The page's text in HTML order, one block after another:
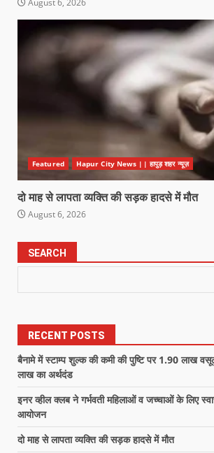
August 6, 2026
Featured Hapur City News || हापुड़ शहर न्यूज़
दो माह से लापता व्यक्ति की सड़क हादसे में मौत
August 6, 2026
SEARCH
RECENT POSTS
बैनामे में स्टाम्प शुल्क की कमी की पुष्टि पर 1.90 लाख
लाख का अर्थदंड
इनर व्हील क्लब ने गर्भवती महिलाओं व जच्चाओं के लिए
आयोजन
दो माह से लापता व्यक्ति की सड़क हादसे में मौत